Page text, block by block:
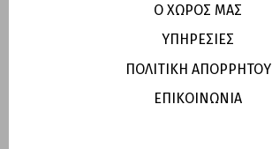
Ο ΧΩΡΟΣ ΜΑΣ
ΥΠΗΡΕΣΙΕΣ
ΠΟΛΙΤΙΚΗ ΑΠΟΡΡΗΤΟΥ
ΕΠΙΚΟΙΝΩΝΙΑ